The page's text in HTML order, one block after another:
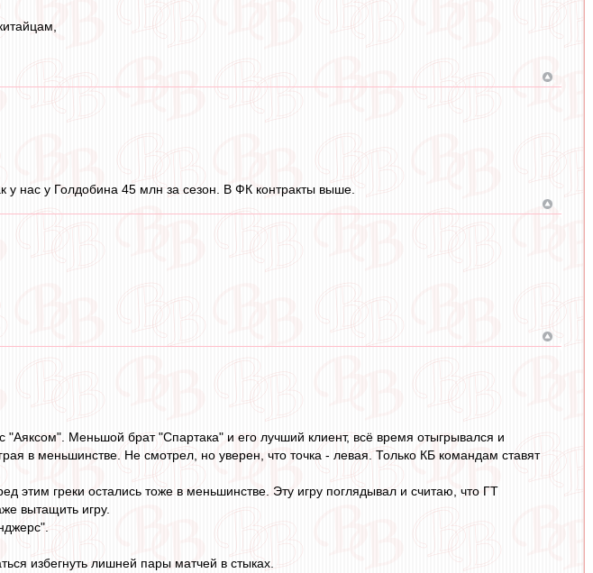
у нас у Голдобина 45 млн за сезон. В ФК контракты выше.
Меньшой брат "Спартака" и его лучший клиент, всё время отыгрывался и
в меньшинстве. Не смотрел, но уверен, что точка - левая. Только КБ командам ставят
этим греки остались тоже в меньшинстве. Эту игру поглядывал и считаю, что ГТ
вытащить игру.
избегнуть лишней пары матчей в стыках.